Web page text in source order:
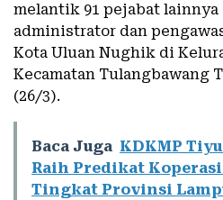
melantik 91 pejabat
administrator dan
Kota Uluan Nughik di
Kecamatan Tulangbawang
(26/3).
Baca Juga KDKMP
Raih Predikat
Tingkat Provinsi